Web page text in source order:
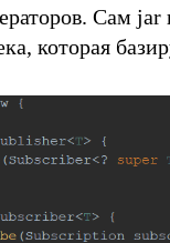
Сам
которая